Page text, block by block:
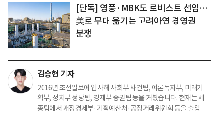
[단독] 영풍·MBK도 로비스트 선임…
美로 무대 옮기는 고려아연 경영권
분쟁
김승현 기자
2016년 조선일보에 입사해 사회부 사건팀, 여론독자부, 미래기
획부, 정치부 정당팀, 경제부 증권팀 등을 거쳤습니다. 현재는 세
종팀에서 재정경제부·기획예산처·공정거래위원회 등을 출입